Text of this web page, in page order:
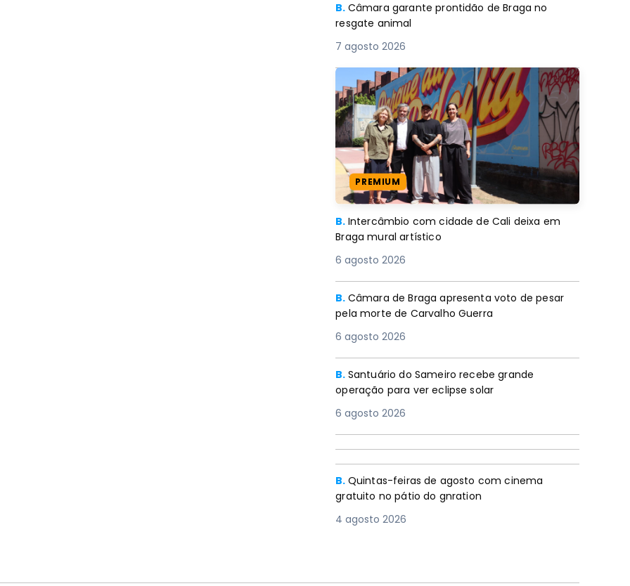
B. Câmara garante prontidão de Braga no
resgate animal
7 agosto 2026
PREMIUM
B. Intercâmbio com cidade de Cali deixa em
Braga mural artístico
6 agosto 2026
B. Câmara de Braga apresenta voto de pesar
pela morte de Carvalho Guerra
6 agosto 2026
B. Santuário do Sameiro recebe grande
operação para ver eclipse solar
6 agosto 2026
B. Quintas-feiras de agosto com cinema
gratuito no pátio do gnration
4 agosto 2026